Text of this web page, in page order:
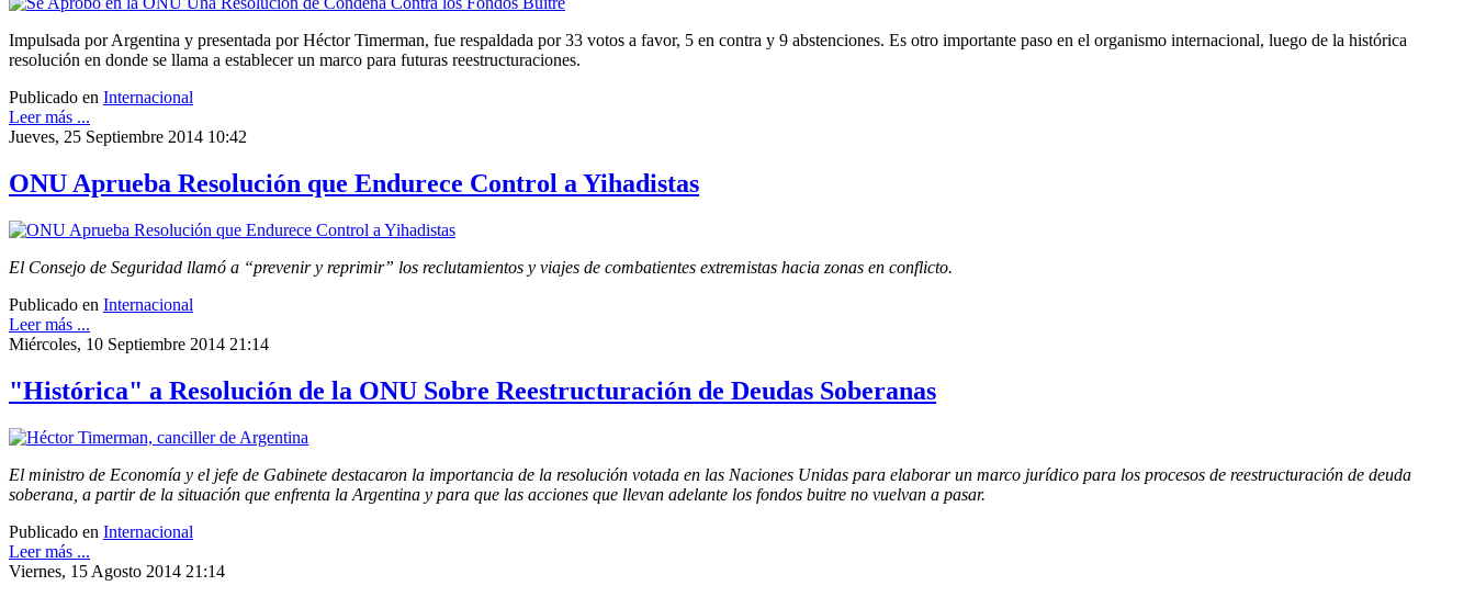
Impulsada por Argentina y presentada por Héctor Timerman, fue respaldada por 33 votos a favor, 5 en contra y 9 abstenciones. Es otro importante paso en el organismo internacional, luego de la histórica
resolución en donde se llama a establecer un marco para futuras reestructuraciones.
Publicado en Internacional
Leer más ...
Jueves, 25 Septiembre 2014 10:42
ONU Aprueba Resolución que Endurece Control a Yihadistas
El Consejo de Seguridad llamó a “prevenir y reprimir” los reclutamientos y viajes de combatientes extremistas hacia zonas en conflicto.
Publicado en Internacional
Leer más ...
Miércoles, 10 Septiembre 2014 21:14
"Histórica" a Resolución de la ONU Sobre Reestructuración de Deudas Soberanas
El ministro de Economía y el jefe de Gabinete destacaron la importancia de la resolución votada en las Naciones Unidas para elaborar un marco jurídico para los procesos de reestructuración de deuda
soberana, a partir de la situación que enfrenta la Argentina y para que las acciones que llevan adelante los fondos buitre no vuelvan a pasar.
Publicado en Internacional
Leer más ...
Viernes, 15 Agosto 2014 21:14